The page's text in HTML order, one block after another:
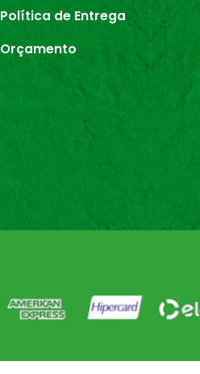
Política de Entrega
Orçamento